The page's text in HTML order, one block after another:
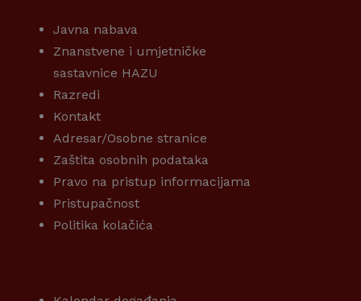
Javna nabava
Znanstvene i umjetničke
sastavnice HAZU
Razredi
Kontakt
Adresar/Osobne stranice
Zaštita osobnih podataka
Pravo na pristup informacijama
Pristupačnost
Politika kolačića